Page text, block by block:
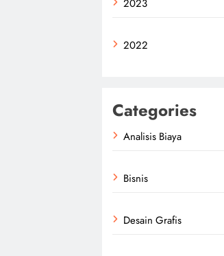
2023
2022
Categories
Analisis Biaya
Bisnis
Desain Grafis